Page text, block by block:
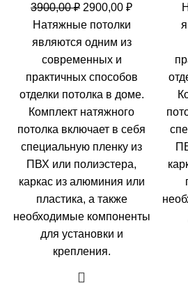
3900,00₽ Первоначальная
цена
составляла
3900,00 ₽.
2900,00 ₽Текущая
Натяжные потолки
являются одним из
современных и
практичных способов
отделки потолка в доме.
Комплект натяжного
потолка включает в себя
специальную пленку из
ПВХ или полиэстера,
каркас из алюминия или
пластика, а также
необходимые компоненты
для установки и
крепления.